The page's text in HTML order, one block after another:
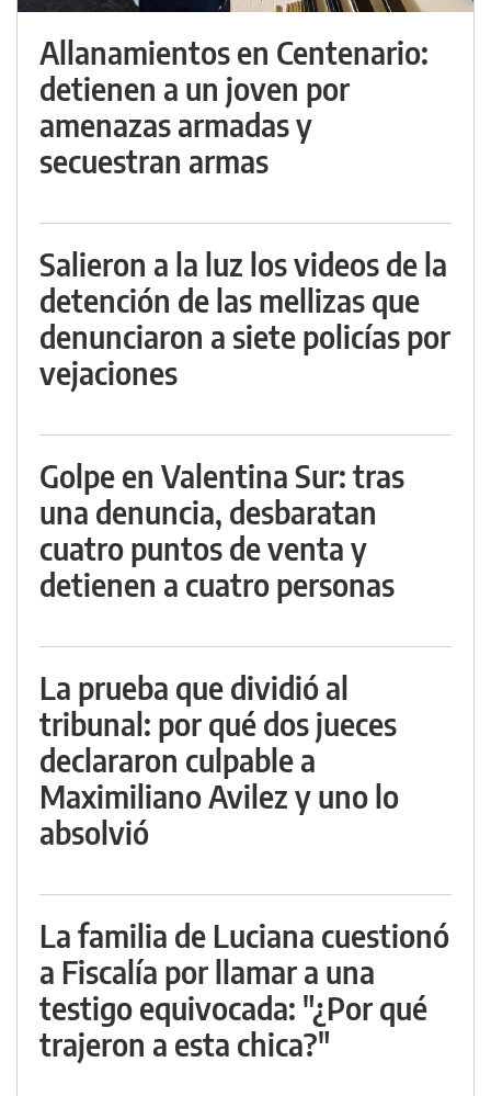
Allanamientos en Centenario:
detienen a un joven por
amenazas armadas y
secuestran armas
Salieron a la luz los videos de la
detención de las mellizas que
denunciaron a siete policías por
vejaciones
Golpe en Valentina Sur: tras
una denuncia, desbaratan
cuatro puntos de venta y
detienen a cuatro personas
La prueba que dividió al
tribunal: por qué dos jueces
declararon culpable a
Maximiliano Avilez y uno lo
absolvió
La familia de Luciana cuestionó
a Fiscalía por llamar a una
testigo equivocada: "¿Por qué
trajeron a esta chica?"